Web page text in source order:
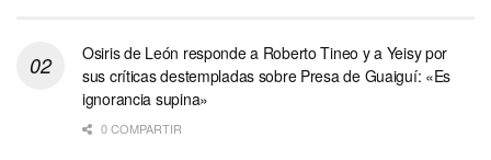
Osiris de León responde a Roberto Tineo y a Yeisy por
sus críticas destempladas sobre Presa de Guaiguí: «Es
ignorancia supina»
0 COMPARTIR